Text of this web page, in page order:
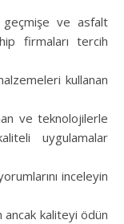
ve asfalt
firmaları tercih
kullanan
ve teknolojilerle
uygulamalar
inceleyin
kaliteyi ödün